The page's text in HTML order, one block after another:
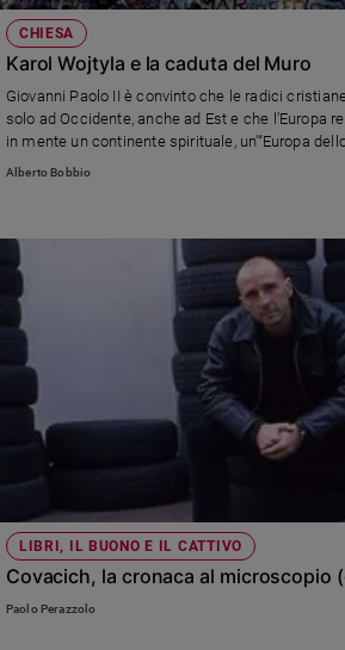
CHIESA
Karol Wojtyla e la caduta del Muro
Giovanni Paolo II è convinto che le radici
solo ad Occidente, anche ad Est e che l’Europa
in mente un continente spirituale, un'“Europa
dall'Atlantico agli Urali.
Alberto Bobbio
LIBRI, IL BUONO E IL CATTIVO
Covacich, la cronaca al microscopio
Paolo Perazzolo